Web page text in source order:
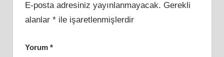
E-posta adresiniz yayınlanmayacak. Gerekli
alanlar *ile işaretlenmişlerdir
Yorum *